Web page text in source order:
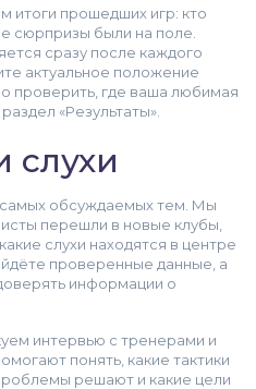
итоги прошедших игр: кто
сюрпризы были на поле.
сразу после каждого
актуальное положение
проверить, где ваша любимая
«Результаты».
слухи
обсуждаемых тем. Мы
перешли в новые клубы,
слухи находятся в центре
проверенные данные, а
информации о
интервью с тренерами и
понять, какие тактики
решают и какие цели